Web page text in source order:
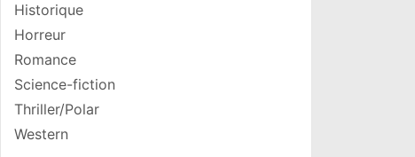
Historique
Horreur
Romance
Science-fiction
Thriller/Polar
Western